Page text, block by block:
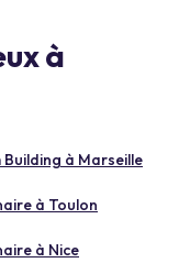
à
Building à Marseille
à Toulon
à Nice